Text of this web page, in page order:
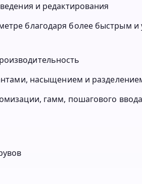
и редактирования
благодаря более быстрым
насыщением и
гамм, пошагового